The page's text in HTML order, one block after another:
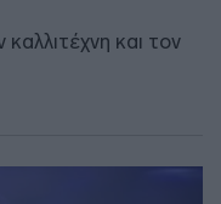
και τον